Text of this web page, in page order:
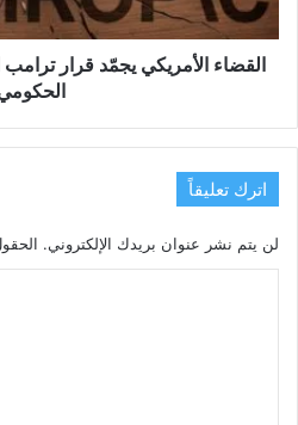
من
العمل
الحكومي
القضاء الأمريكي يجمّد قرار ترامب
اترك تعليقاً
لن يتم نشر عنوان بريدك الإلكتروني.